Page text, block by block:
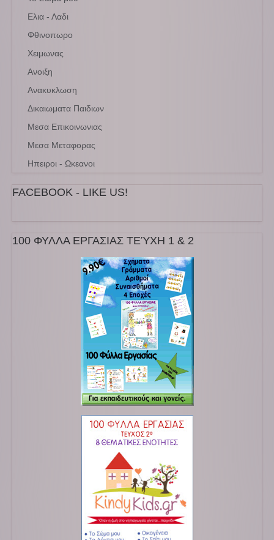
Ελια - Λαδι
Φθινοπωρο
Χειμωνας
Ανοιξη
Ανακυκλωση
Δικαιωματα Παιδιων
Μεσα Επικοινωνιας
Μεσα Μεταφορας
Ηπειροι - Ωκεανοι
FACEBOOK - LIKE US!
100 ΦΥΛΛΑ ΕΡΓΑΣΙΑΣ ΤΕΎΧΗ 1 & 2